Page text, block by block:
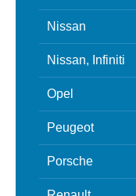
Nissan
Nissan, Infiniti
Opel
Peugeot
Porsche